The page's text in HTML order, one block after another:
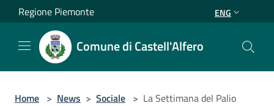
Salta al contenuto principale
Regione Piemonte ENG
Comune di Castell'Alfero
Home > News > Sociale > La Settimana del Palio